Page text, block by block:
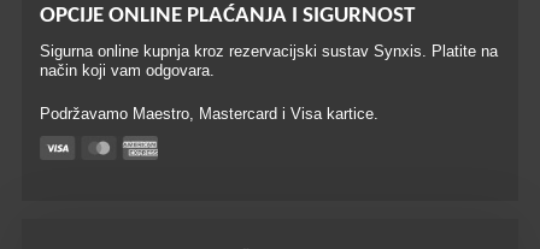
OPCIJE ONLINE PLAĆANJA I SIGURNOST
Sigurna online kupnja kroz rezervacijski sustav Synxis. Platite na
način koji vam odgovara.
Podržavamo Maestro, Mastercard i Visa kartice.